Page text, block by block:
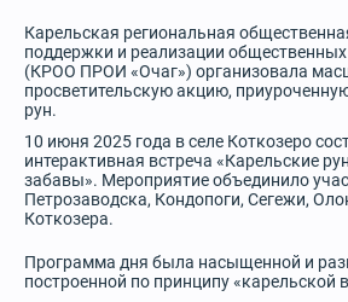
Карельская региональная
поддержки и реализации
(КРОО ПРОИ «Очаг») организовала
просветительскую акцию,
рун.
10 июня 2025 года в селе Коткозеро
интерактивная встреча «Карельские
забавы». Мероприятие объединило
Петрозаводска, Кондопоги, Сегежи,
Коткозера.
Программа дня была насыщенной и
построенной по принципу «карельской